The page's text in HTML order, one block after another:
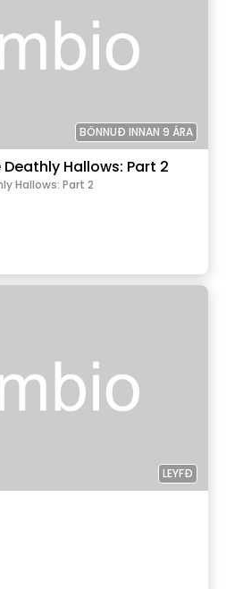
BÖNNUÐ INNAN 9 ÁRA
Hallows: Part 2
Hallows: Part 2
LEYFÐ